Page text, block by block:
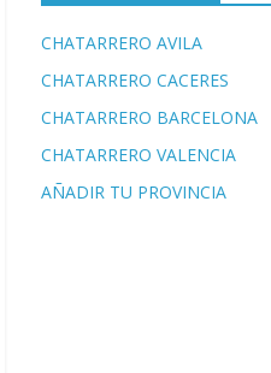
CHATARRERO AVILA
CHATARRERO CACERES
CHATARRERO BARCELONA
CHATARRERO VALENCIA
AÑADIR TU PROVINCIA